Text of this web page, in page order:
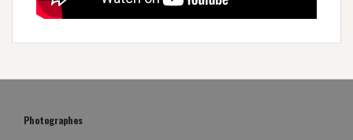
Photographes